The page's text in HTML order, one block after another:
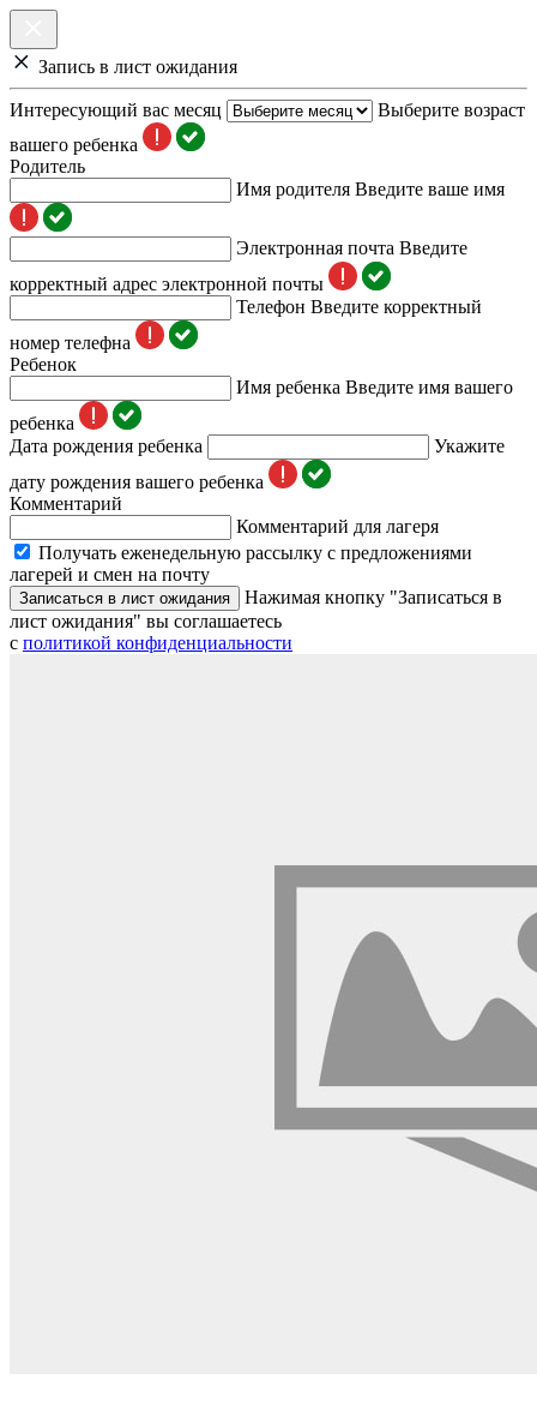
Запись в лист ожидания
Интересующий вас месяц
Выберите возраст
вашего ребенка
Родитель
Имя родителя Введите ваше имя
Электронная почта Введите
корректный адрес электронной почты
Телефон Введите корректный
номер телефна
Ребенок
Имя ребенка Введите имя вашего
ребенка
Дата рождения ребенка
Укажите
дату рождения вашего ребенка
Комментарий
Комментарий для лагеря
Получать еженедельную рассылку с предложениями
лагерей и смен на почту
Записаться в лист ожидания
Нажимая кнопку "Записаться в
лист ожидания" вы соглашаетесь
с политикой конфиденциальности